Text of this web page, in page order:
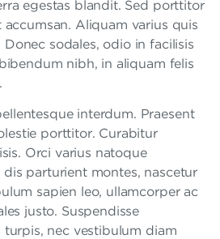
egestas blandit. Sed porttitor
Aliquam varius quis
Donec sodales, odio in facilisis
nibh, in aliquam felis
interdum. Praesent
porttitor. Curabitur
Orci varius natoque
parturient montes, nascetur
sapien leo, ullamcorper ac
justo. Suspendisse
turpis, nec vestibulum diam